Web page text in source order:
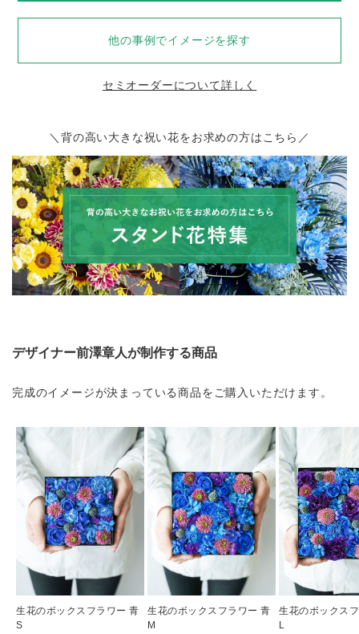
他の事例でイメージを探す
セミオーダーについて詳しく
＼背の高い大きな祝い花をお求めの方はこちら／
デザイナー前澤章人が制作する商品
完成のイメージが決まっている商品をご購入いただけます。
生花のボックスフラワー 青
S
生花のボックスフラワー 青
M
生花のボックス
L